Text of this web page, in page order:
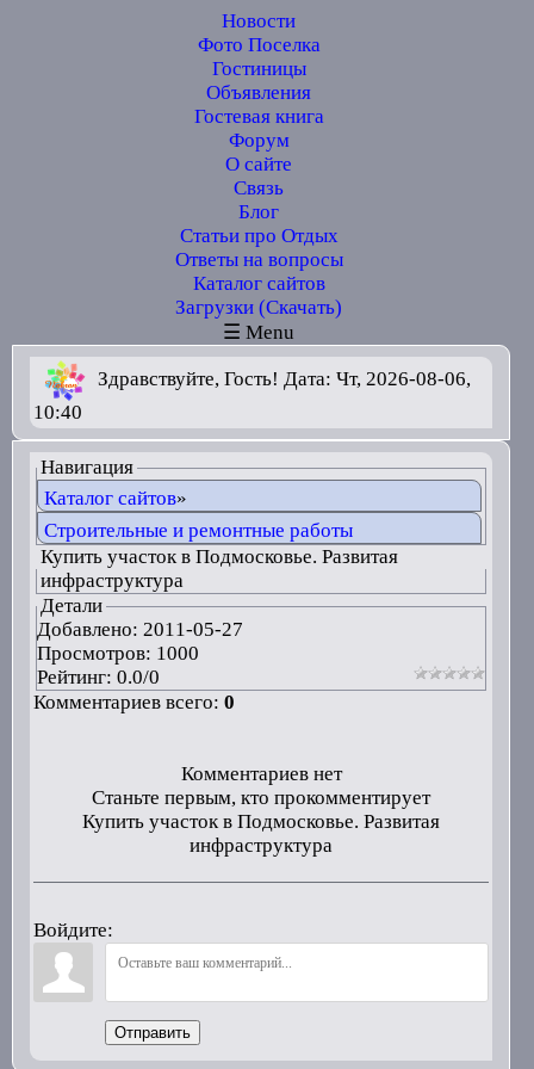
Новости
Фото Поселка
Гостиницы
Объявления
Гостевая книга
Форум
О сайте
Связь
Блог
Статьи про Отдых
Ответы на вопросы
Каталог сайтов
Загрузки (Скачать)
☰ Menu
Здравствуйте, Гость! Дата: Чт, 2026-08-06,
10:40
Навигация
Каталог сайтов»
Строительные и ремонтные работы
Купить участок в Подмосковье. Развитая
инфраструктура
Детали
Добавлено: 2011-05-27
Просмотров: 1000
Рейтинг: 0.0/0
Комментариев всего: 0
Комментариев нет
Станьте первым, кто прокомментирует
Купить участок в Подмосковье. Развитая
инфраструктура
Войдите:
Отправить